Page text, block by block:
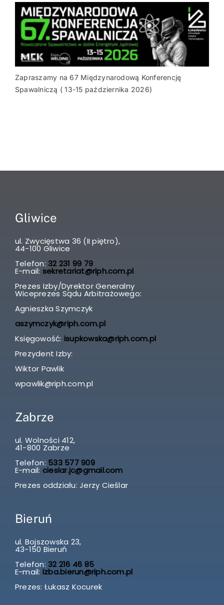
Zapraszamy na 67 Międzynarodową Konferencję
Spawalniczą ( 13-15 października 2026)
Gliwice
ul. Zwycięstwa 36 (II piętro),
44-100 Gliwice
Telefon: 32 231 99 79
E-mail: sekretariat@riph.com.pl
Prezes Izby/Dyrektor Generalny
Wiceprezes Sądu Arbitrażowego:
Agnieszka Szymczyk
aszymczyk@riph.com.pl
Księgowość: isupkowska@riph.com.pl
Prezydent Izby:
Wiktor Pawlik
wpawlik@riph.com.pl
Zabrze
ul. Wolności 412,
41-800 Zabrze
Telefon: 533 577 909
E-mail: cieslar.jc@gmail.com
Prezes oddziału: Jerzy Cieślar
Bieruń
ul. Bojszowska 23,
43-150 Bieruń
Telefon: 32 216 46 85
E-mail: izba.bierun@riph.com.pl
Prezes: Łukasz Kocurek